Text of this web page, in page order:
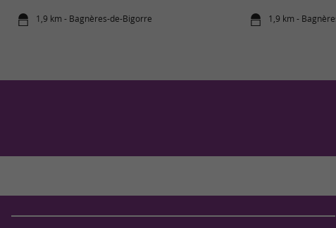
1,9 km - Bagnères-de-Bigorre 1,9 km -